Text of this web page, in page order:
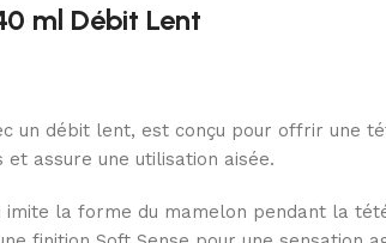
ml Débit Lent
un débit lent, est conçu pour offrir une
assure une utilisation aisée.
imite la forme du mamelon pendant la